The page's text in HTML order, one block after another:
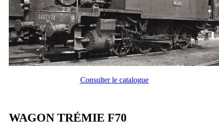
Consulter le catalogue
WAGON TRÉMIE F70